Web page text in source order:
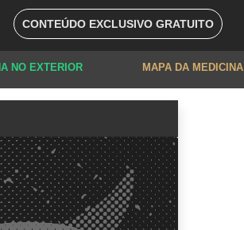
CONTEÚDO EXCLUSIVO GRATUITO
NO EXTERIOR MAPA DA MEDICINA